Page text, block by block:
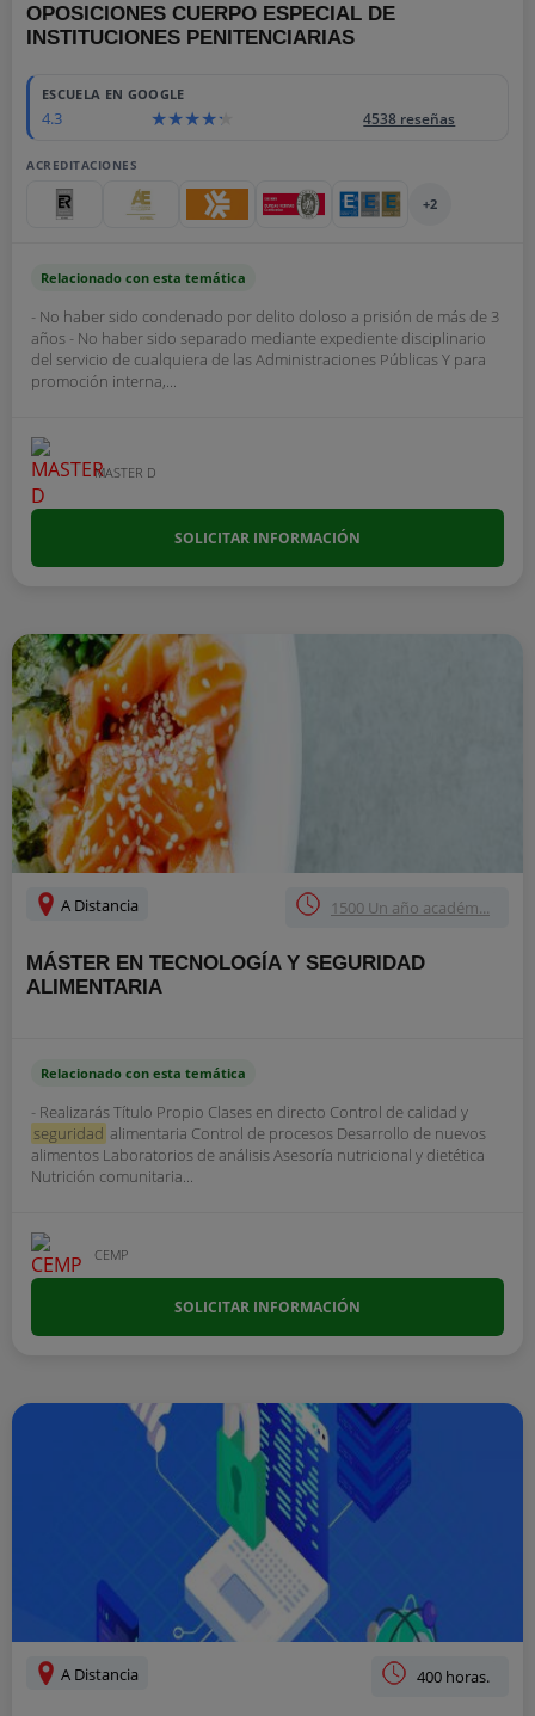
OPOSICIONES CUERPO ESPECIAL DE
INSTITUCIONES PENITENCIARIAS
ESCUELA EN GOOGLE
4.3 4538 reseñas
ACREDITACIONES
+2
Relacionado con esta temática
- No haber sido condenado por delito doloso a prisión de más de 3
años - No haber sido separado mediante expediente disciplinario
del servicio de cualquiera de las Administraciones Públicas Y para
promoción interna,...
MASTER D
SOLICITAR INFORMACIÓN
A Distancia 1500 Un año académ...
MÁSTER EN TECNOLOGÍA Y SEGURIDAD
ALIMENTARIA
Relacionado con esta temática
- Realizarás Título Propio Clases en directo Control de calidad y
seguridad alimentaria Control de procesos Desarrollo de nuevos
alimentos Laboratorios de análisis Asesoría nutricional y dietética
Nutrición comunitaria...
CEMP
SOLICITAR INFORMACIÓN
A Distancia 400 horas.